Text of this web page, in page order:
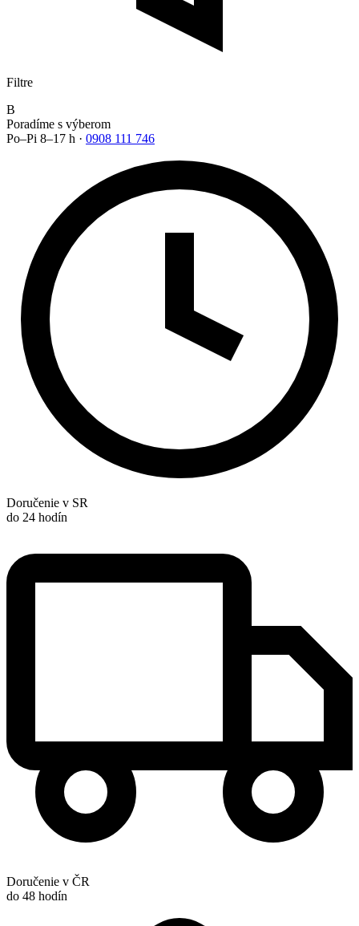
Filtre
B
Poradíme s výberom
Po–Pi 8–17 h · 0908 111 746
Doručenie v SR
do 24 hodín
Doručenie v ČR
do 48 hodín